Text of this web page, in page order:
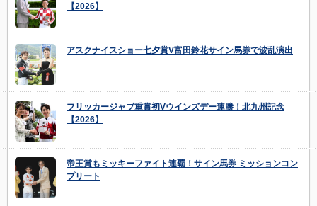
【2026】
アスクナイスショー七夕賞V富田鈴花サイン馬券で波乱演出
フリッカージャブ重賞初Vウインズデー連勝！北九州記念
【2026】
帝王賞もミッキーファイト連覇！サイン馬券 ミッションコン
プリート